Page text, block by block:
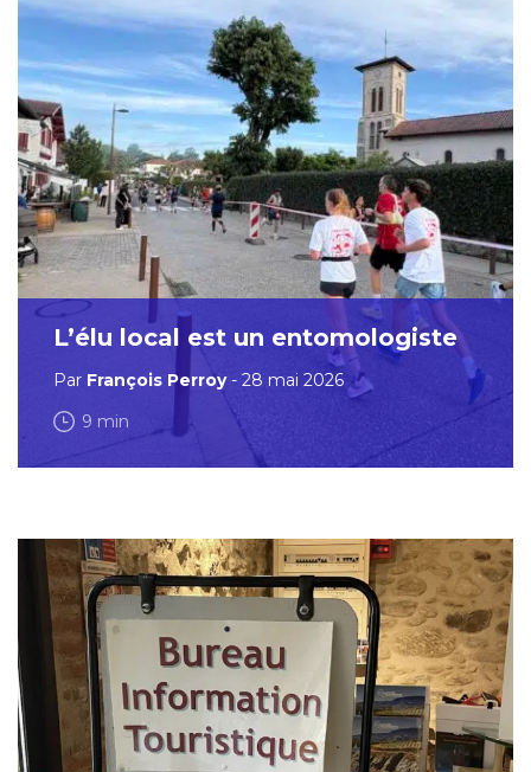
L’élu local est un entomologiste
Par François Perroy- 28 mai 2026
9 min